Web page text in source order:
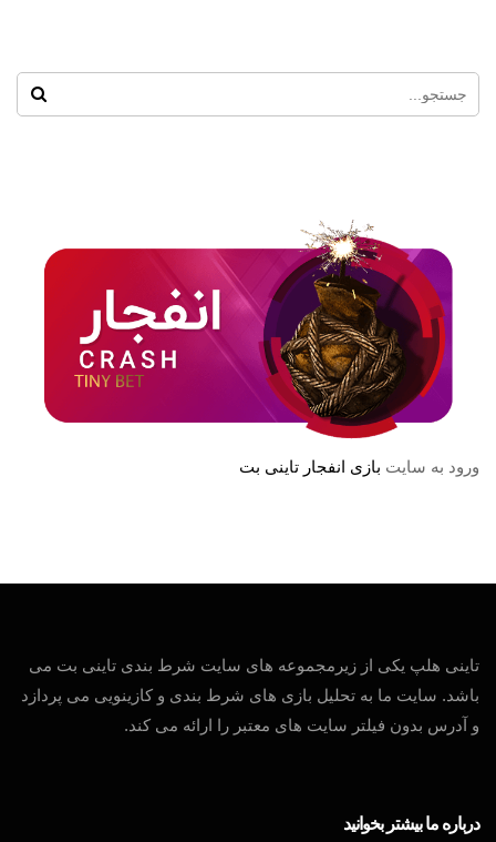
ورود به سایت بازی انفجار تاینی بت
تاینی هلپ یکی از زیرمجموعه های سایت شرط بندی تاینی بت می
باشد. سایت ما به تحلیل بازی های شرط بندی و کازینویی می پردازد
و آدرس بدون فیلتر سایت های معتبر را ارائه می کند.
درباره ما بیشتر بخوانید